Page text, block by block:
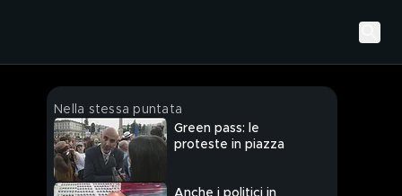
Nella stessa puntata
Green pass: le
proteste in piazza
Anche i politici in